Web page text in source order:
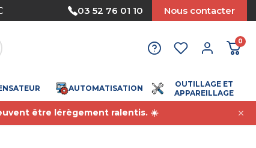
Paiement sécurisé
03 52 76 01 10 Nous contacter
0
AUTOMATISATION
OUTILLAGE ET
APPAREILLAGE
être lérègement ralentis. ☀️